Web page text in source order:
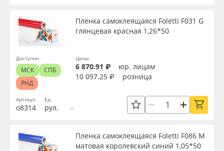
Артикул
о8314
Пленка самоклеящаяся Foletti F031 G
глянцевая красная 1,26*50
Ед.
рул.
Цены
6 870.91 ₽
юр. лицам
10 097.25 ₽
розница
Доступно
МСК
СПБ
РНД
Пленка самоклеящаяся Foletti F086 M
матовая королевский синий 1,05*50